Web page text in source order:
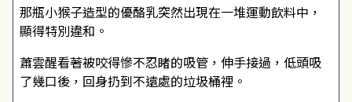
那瓶小猴子造型的優酪乳突然出現在一堆運動飲料中，
顯得特別違和。
蕭雲醒看著被咬得慘不忍睹的吸管，伸手接過，低頭吸
了幾口後，回身扔到不遠處的垃圾桶裡。